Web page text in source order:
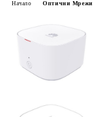
Начало Оптични Мрежи